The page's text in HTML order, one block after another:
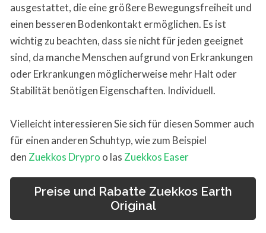
ausgestattet, die eine größere Bewegungsfreiheit und
einen besseren Bodenkontakt ermöglichen. Es ist
wichtig zu beachten, dass sie nicht für jeden geeignet
sind, da manche Menschen aufgrund von Erkrankungen
oder Erkrankungen möglicherweise mehr Halt oder
Stabilität benötigen Eigenschaften. Individuell.
Vielleicht interessieren Sie sich für diesen Sommer auch
für einen anderen Schuhtyp, wie zum Beispiel
den Zuekkos Drypro o las Zuekkos Easer
Preise und Rabatte Zuekkos Earth
Original